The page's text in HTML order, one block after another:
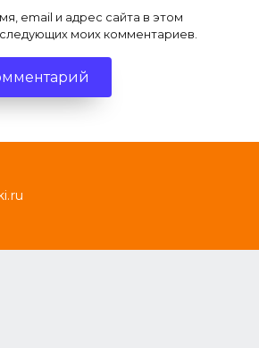
email и адрес сайта в этом
моих комментариев.